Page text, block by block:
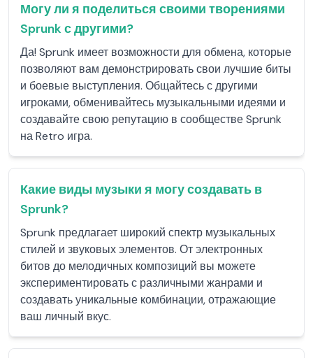
Могу ли я поделиться своими творениями
Sprunk с другими?
Да! Sprunk имеет возможности для обмена, которые
позволяют вам демонстрировать свои лучшие биты
и боевые выступления. Общайтесь с другими
игроками, обменивайтесь музыкальными идеями и
создавайте свою репутацию в сообществе Sprunk
на Retro игра.
Какие виды музыки я могу создавать в
Sprunk?
Sprunk предлагает широкий спектр музыкальных
стилей и звуковых элементов. От электронных
битов до мелодичных композиций вы можете
экспериментировать с различными жанрами и
создавать уникальные комбинации, отражающие
ваш личный вкус.